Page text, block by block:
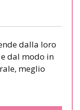
dalla loro
dal modo in
meglio